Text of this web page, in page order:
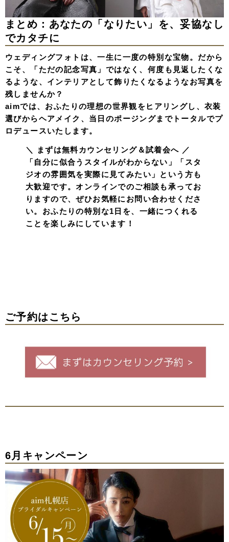
まとめ：あなたの「なりたい」を、妥協なし
でカタチに
ウェディングフォトは、一生に一度の特別な宝物。だから
こそ、「ただの記念写真」ではなく、何度も見返したくな
るような、インテリアとして飾りたくなるようなお写真を
残しませんか？
aimでは、おふたりの理想の世界観をヒアリングし、衣装
選びからヘアメイク、当日のポージングまでトータルでプ
ロデュースいたします。
＼ まずは無料カウンセリング＆試着会へ ／
「自分に似合うスタイルがわからない」「スタ
ジオの雰囲気を実際に見てみたい」という方も
大歓迎です。オンラインでのご相談も承ってお
りますので、ぜひお気軽にお問い合わせくださ
い。おふたりの特別な1日を、一緒につくれる
ことを楽しみにしています！
ご予約はこちら
6月キャンペーン